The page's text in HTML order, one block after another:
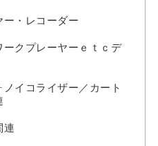
ー・レコーダー
ークプレーヤーｅｔｃデ
イコライザー／カート
連